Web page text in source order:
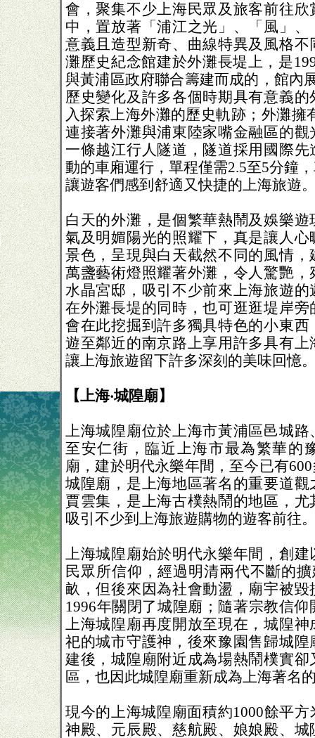
會，聚集不少上海民眾及旅客前往
中，置放著「浦江之光」、「風」
意義且造型新奇、曲線特異及風格
灘歷史紀念館建於外灘長堤上，是
與黃浦區政府聯合籌建而成的，館內
歷史變化及許多各個時期具有意義
入探索上海外灘的歷史軌跡；外灘擁
連接著外灘與浦東陸家嘴金融區的
一條越江行人隧道，隧道採用國際
動的車廂運行，單程僅需2.5至5分鐘
讓遊客們感到舒適又快捷的上海旅遊
白天的外灘，是個繁華熱鬧及娛樂
氣及明媚陽光的照耀下，真是讓人
景色，呈現與白天截然不同的風情
萬盞藝術燈照耀著外灘，令人驚艷
水晶宮邸，吸引不少前來上海旅遊
在外灘長堤的同時，也可逛逛堤岸
會在此挖掘到許多獨具特色的小東
遊至鄰近的南京路上享用許多具有
讓上海旅遊留下許多深刻的美味回憶
【上海‧城隍廟】
上海城隍廟位於上海市黃浦區邑城
至安仁街，臨近上海市最為繁華的
廟，建於明代永樂年間，至今已有
城隍廟，是上海地區著名的重要道
賈雲集，是上海古樸熱鬧的地區，
吸引不少到上海旅遊購物的遊客前往
上海城隍廟始於明代永樂年間，創
民眾所信仰，經過明清兩代不斷的
畝，但後來因為社會動盪，廟宇被
1996年關閉了城隍廟；隨著宗教信仰
上海城隍廟再度開放至現在，城隍
祀的城市守護神，後來豫園售歸城
建後，城隍廟附近成為場熱鬧樸實
區，也因此城隍廟重新成為上海著名
現今的上海城隍廟面積約1000餘平
神殿、元辰殿、慈航殿、娘娘殿、